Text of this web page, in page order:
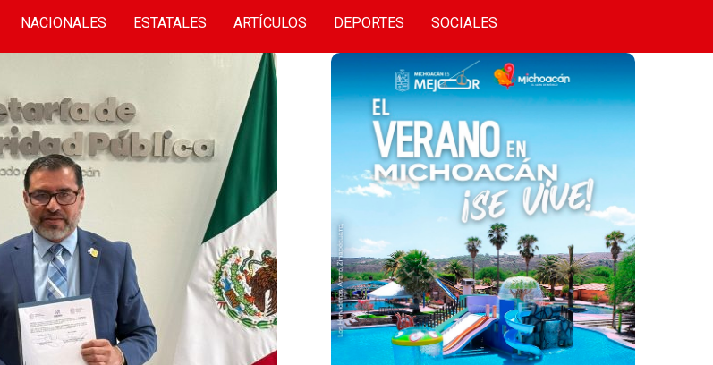
NACIONALES ESTATALES ARTÍCULOS DEPORTES SOCIALES